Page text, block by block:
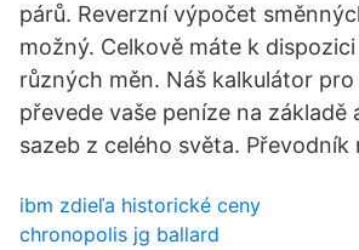
párů. Reverzní výpočet
možný. Celkově máte k
různých měn. Náš kalkulátor
převede vaše peníze na základě
sazeb z celého světa. Převodník
ibm zdieľa historické ceny
chronopolis jg ballard